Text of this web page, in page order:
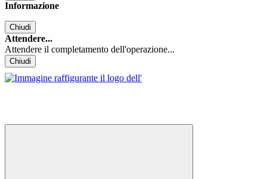
Informazione
Chiudi
Attendere...
Attendere il completamento dell'operazione...
Chiudi